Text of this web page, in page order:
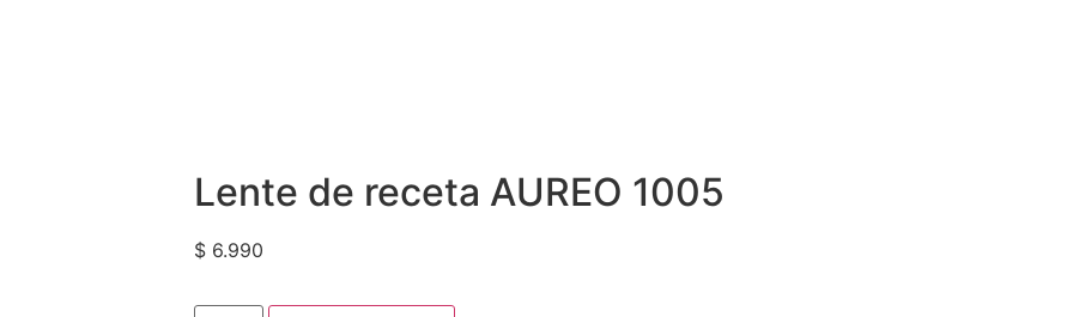
Lente de receta AUREO 1005
$ 6.990